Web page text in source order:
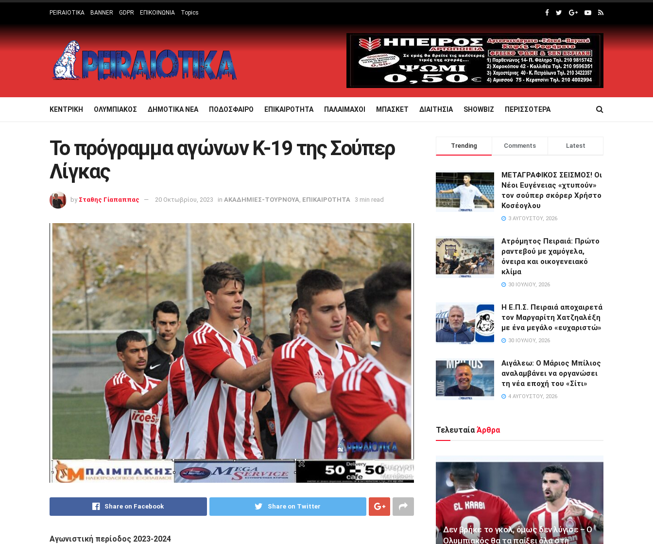
PEIRAIOTIKA BANNER GDPR ΕΠΙΚΟΙΝΩΝΙΑ Topics
ΚΕΝΤΡΙΚΗ ΟΛΥΜΠΙΑΚΟΣ ΔΗΜΟΤΙΚΑ ΝΕΑ ΠΟΔΟΣΦΑΙΡΟ ΕΠΙΚΑΙΡΟΤΗΤΑ ΠΑΛΑΙΜΑΧΟΙ ΜΠΑΣΚΕΤ ΔΙΑΙΤΗΣΙΑ SHOWBIZ ΠΕΡΙΣΣΟΤΕΡΑ
Το πρόγραμμα αγώνων Κ-19 της Σούπερ
Λίγκας
by Σταθης Γίαπαππας 20 Οκτωβρίου, 2023 in ΑΚΑΔΗΜΙΕΣ-ΤΟΥΡΝΟΥΑ ΕΠΙΚΑΙΡΟΤΗΤΑ 3 min read
Share on Facebook Share on Twitter
Αγωνιστική περίοδος 2023-2024
Trending Comments Latest
ΜΕΤΑΓΡΑΦΙΚΟΣ ΣΕΙΣΜΟΣ! Οι
Νέοι Ευγένειας «χτυπούν»
τον σούπερ σκόρερ Χρήστο
Κοσέογλου
3 ΑΥΓΟΎΣΤΟΥ, 2026
Ατρόμητος Πειραιά: Πρώτο
ραντεβού με χαμόγελα,
όνειρα και οικογενειακό
κλίμα
30 ΙΟΥΛΊΟΥ, 2026
Η Ε.Π.Σ. Πειραιά αποχαιρετά
τον Μαργαρίτη Χατζηαλέξη
με ένα μεγάλο «ευχαριστώ»
30 ΙΟΥΛΊΟΥ, 2026
Αιγάλεω: Ο Μάριος Μπίλιος
αναλαμβάνει να οργανώσει
τη νέα εποχή του «Σίτι»
4 ΑΥΓΟΎΣΤΟΥ, 2026
Τελευταία Άρθρα
Δεν βρήκε το γκολ, όμως δεν λύγισε – Ο
Ολυμπιακός θα τα παίξει όλα στη